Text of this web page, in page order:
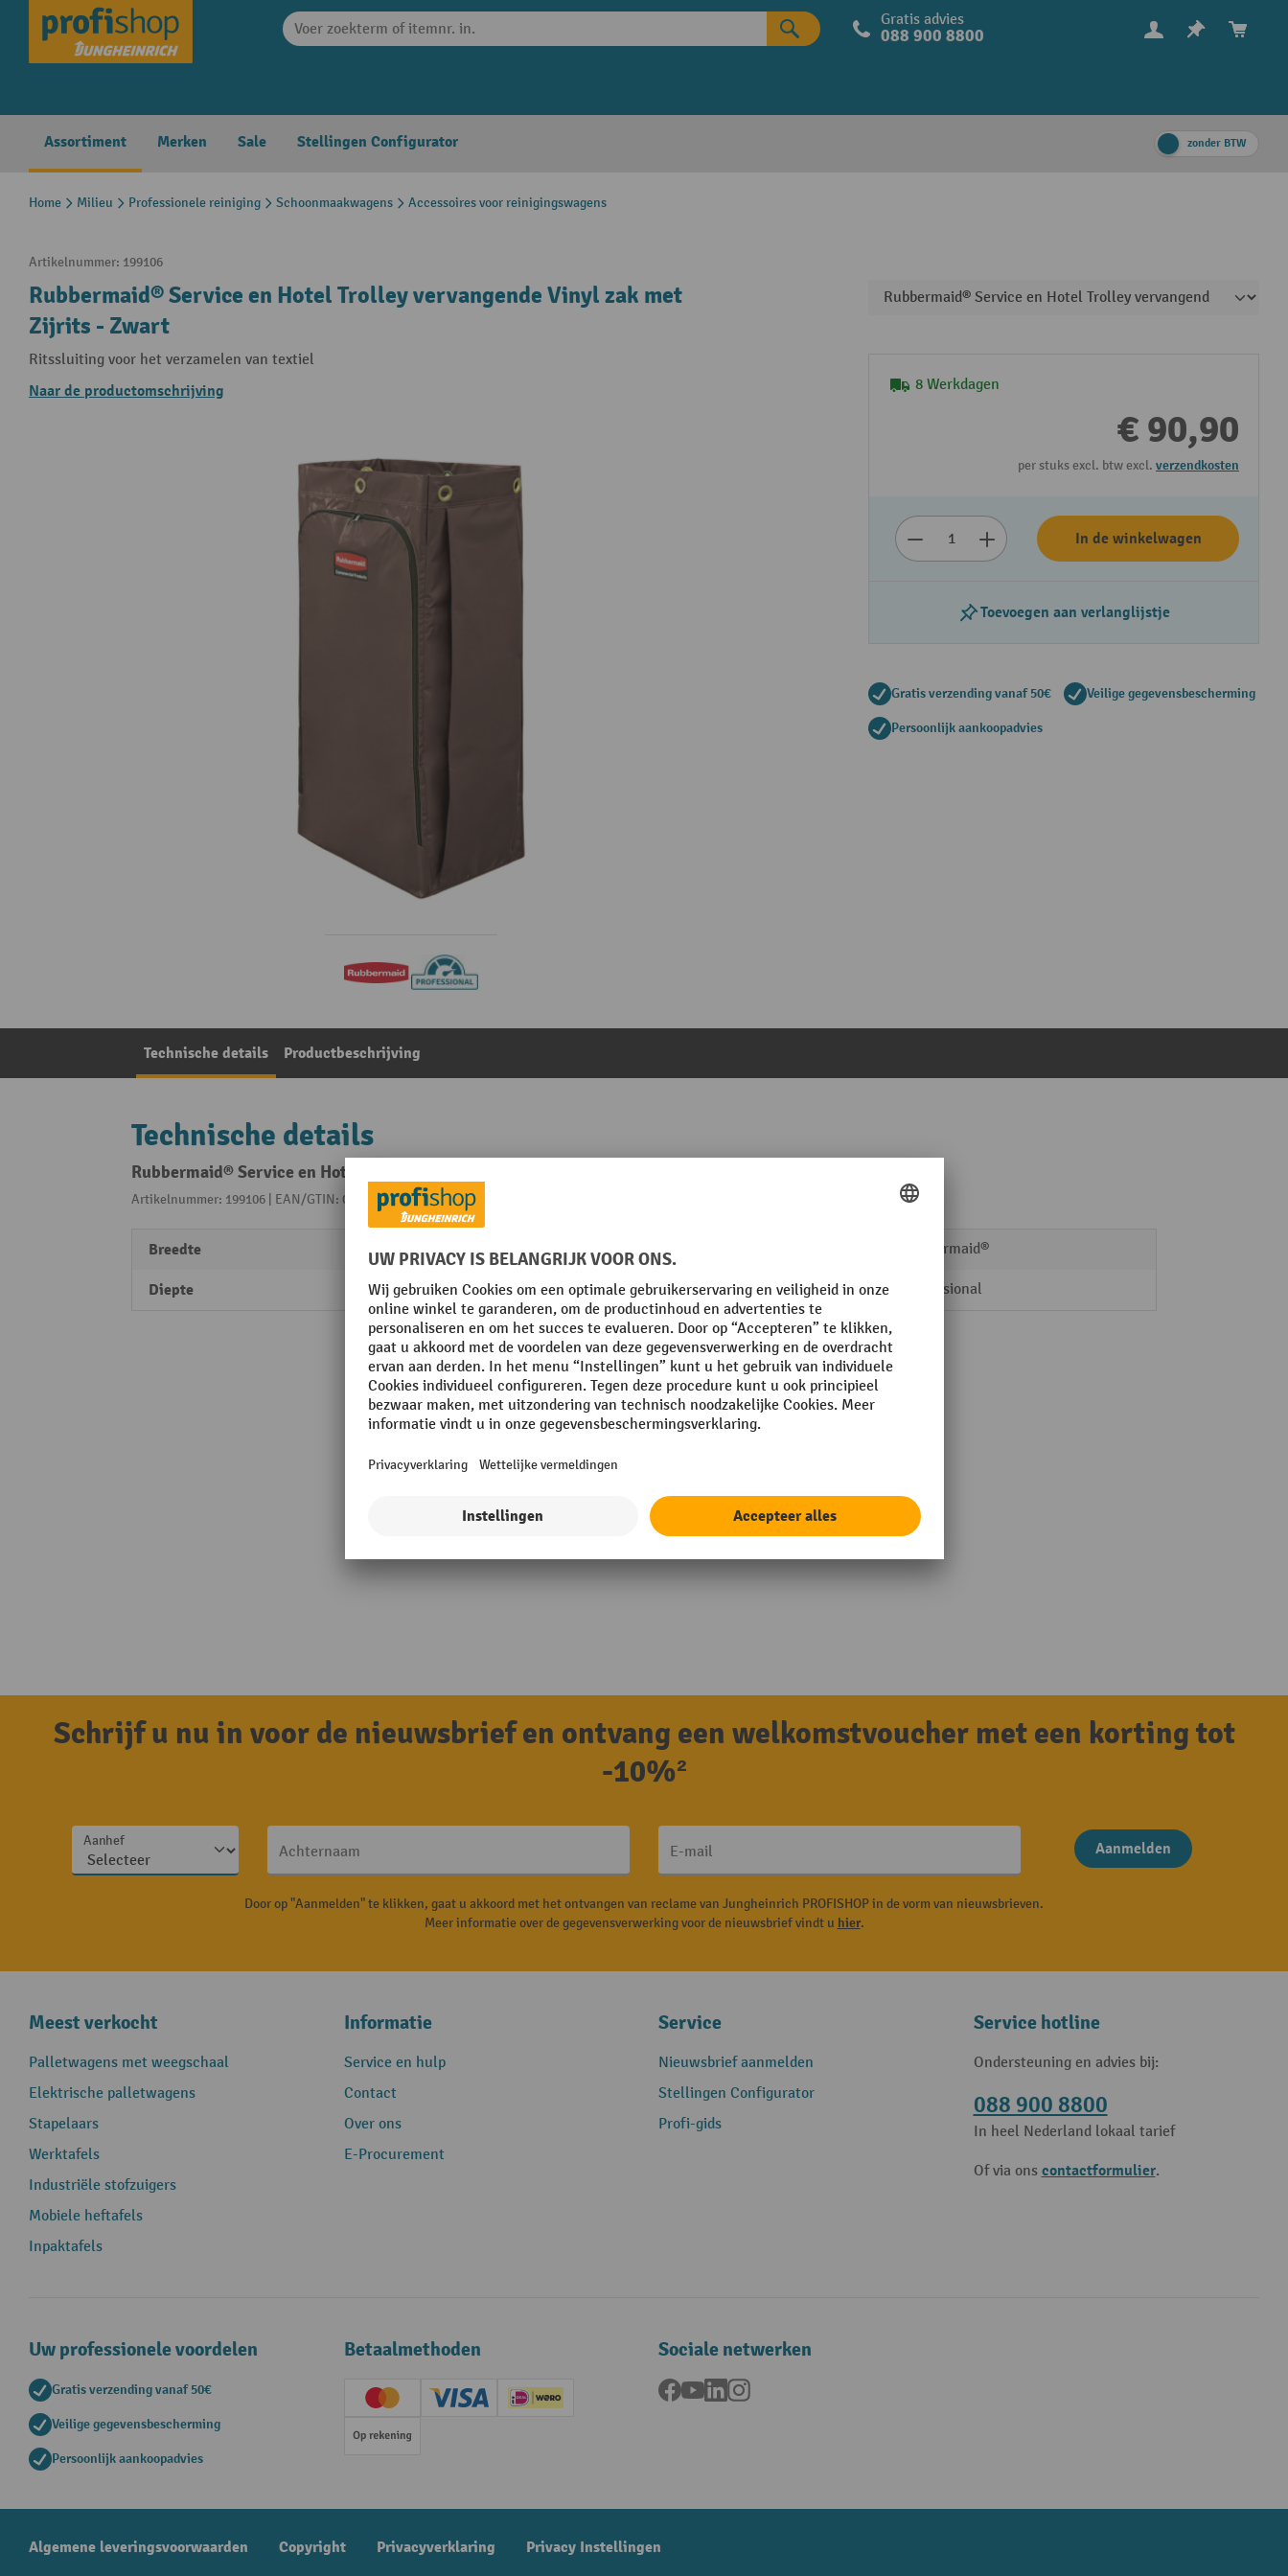
Skip to main navigation Gratis advies
088 900 8800
Assortiment Merken Sale Stellingen Configurator zonder BTW
Home Milieu Professionele reiniging Schoonmaakwagens Accessoires voor reinigingswagens
Artikelnummer: 199106
Rubbermaid® Service en Hotel Trolley vervangende Vinyl zak met
Zijrits - Zwart
Ritssluiting voor het verzamelen van textiel
Naar de productomschrijving 8 Werkdagen
€ 90,90
per stuks excl. btw excl. verzendkosten
In de winkelwagen
Toevoegen aan verlanglijstje
Gratis verzending vanaf 50€ Veilige gegevensbescherming
Persoonlijk aankoopadvies
Technische details Productbeschrijving
Technische details
Rubbermaid® Service en Hotel Trolley vervangende Vinyl zak met Zijrits - Zwart
Artikelnummer: 199106 | EAN/GTIN: 0086876227390Uit de categorie:
Breedte 432 mm
Diepte 267 mm
Merk Rubbermaid®
Rubriek Professional
Schrijf u nu in voor de nieuwsbrief en ontvang een welkomstvoucher met een korting tot
-10%²
Aanhef
Achternaam E-mail Aanmelden
Door op "Aanmelden" te klikken, gaat u akkoord met het ontvangen van reclame van Jungheinrich PROFISHOP in de vorm van nieuwsbrieven.
Meer informatie over de gegevensverwerking voor de nieuwsbrief vindt u hier.
Meest verkocht
Palletwagens met weegschaal
Elektrische palletwagens
Stapelaars
Werktafels
Industriële stofzuigers
Mobiele heftafels
Inpaktafels
Informatie
Service en hulp
Contact
Over ons
E-Procurement
Service
Nieuwsbrief aanmelden
Stellingen Configurator
Profi-gids
Service hotline
Ondersteuning en advies bij:
088 900 8800
In heel Nederland lokaal tarief
Of via ons contactformulier.
Uw professionele voordelen
Gratis verzending vanaf 50€
Veilige gegevensbescherming
Persoonlijk aankoopadvies
Betaalmethoden
Creditcard (Master)Creditcard (Visa)iDEAL | Wero
Op rekening
Sociale netwerken
Facebook
YouTubeLinkedInInstagram
Algemene leveringsvoorwaarden Copyright Privacyverklaring Privacy Instellingen